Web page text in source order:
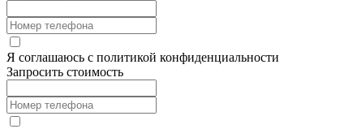
Я соглашаюсь с политикой конфиденциальности
Запросить стоимость